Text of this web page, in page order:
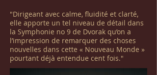
"Dirigeant avec calme, fluidité et clarté,
elle apporte un tel niveau de détail dans
la Symphonie no 9 de Dvorak qu’on a
l’impression de remarquer des choses
nouvelles dans cette « Nouveau Monde »
pourtant déjà entendue cent fois."